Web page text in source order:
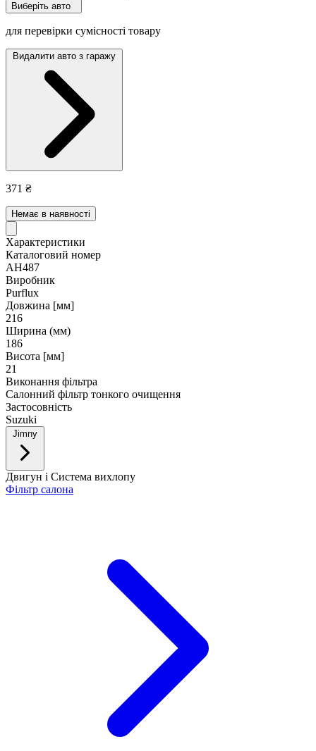
Виберіть авто
для перевірки сумісності товару
Видалити авто з гаражу
371 ₴
Немає в наявності
Характеристики
Каталоговий номер
AH487
Виробник
Purflux
Довжина [мм]
216
Ширина (мм)
186
Висота [мм]
21
Виконання фільтра
Салонний фільтр тонкого очищення
Застосовність
Suzuki
Двигун і Система вихлопу
Фільтр салона